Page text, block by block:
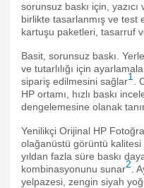
sorunsuz baskı için,
birlikte tasarlanmış ve test
kartuşu paketleri, tasarruf
Basit, sorunsuz baskı.
ve tutarlılığı için
sipariş edilmesini sağlar1
.
HP ortamı, hızlı baskı
dengelemesine olanak
Yenilikçi Orijinal HP
olağanüstü görüntü
yıldan fazla süre baskı
kombinasyonunu sunar2 .
yelpazesi, zengin siyah